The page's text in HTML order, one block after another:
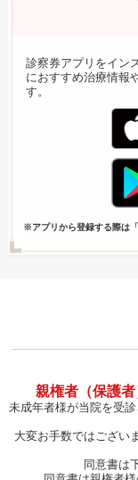
診察券アプリをイン
におすすめ治療情報
す。
※アプリから登録する際は
親権者（保護
未成年者様が当院を受
大変お手数ではござい
同意書は